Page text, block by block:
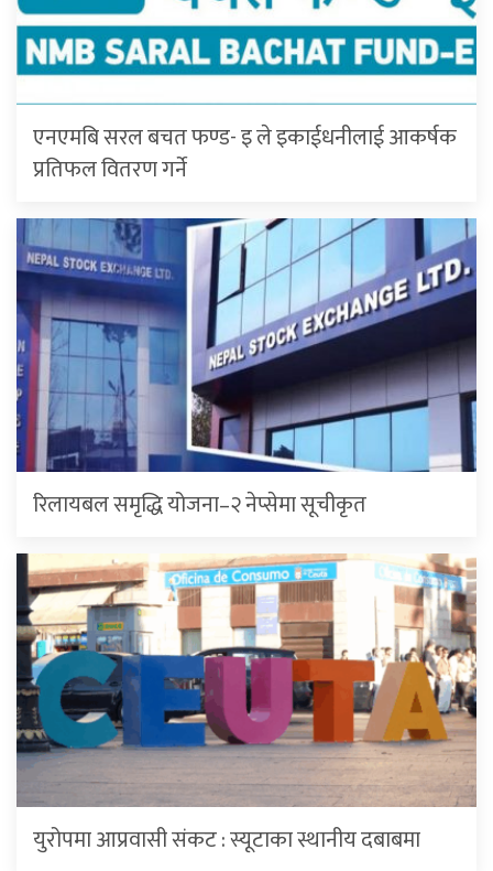
एनएमबि सरल बचत फण्ड- इ ले इकाईधनीलाई आकर्षक
प्रतिफल वितरण गर्ने
रिलायबल समृद्धि योजना–२ नेप्सेमा सूचीकृत
युरोपमा आप्रवासी संकट : स्यूटाका स्थानीय दबाबमा